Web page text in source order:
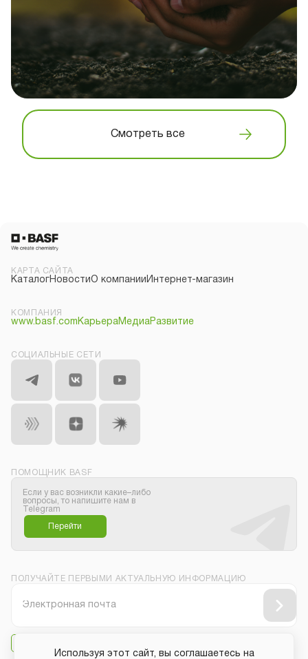
Смотреть все
КАРТА САЙТА
КаталогНовостиО компании Интернет-магазин
КОМПАНИЯ
www.basf.com КарьераМедиаРазвитие
СОЦИАЛЬНЫЕ СЕТИ
ПОМОЩНИК BASF
Если у вас возникли какие–либо
вопросы, то напишите нам в
Telegram
Перейти
ПОЛУЧАЙТЕ ПЕРВЫМИ АКТУАЛЬНУЮ ИНФОРМАЦИЮ
Используя этот сайт, вы соглашаетесь на